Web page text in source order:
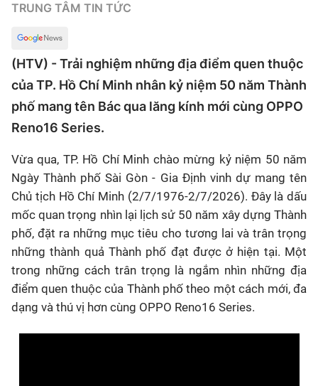
TRUNG TÂM TIN TỨC
(HTV) - Trải nghiệm những địa điểm quen thuộc
của TP. Hồ Chí Minh nhân kỷ niệm 50 năm Thành
phố mang tên Bác qua lăng kính mới cùng OPPO
Reno16 Series.
Vừa qua, TP. Hồ Chí Minh chào mừng kỷ niệm 50 năm
Ngày Thành phố Sài Gòn - Gia Định vinh dự mang tên
Chủ tịch Hồ Chí Minh (2/7/1976-2/7/2026). Đây là dấu
mốc quan trọng nhìn lại lịch sử 50 năm xây dựng Thành
phố, đặt ra những mục tiêu cho tương lai và trân trọng
những thành quả Thành phố đạt được ở hiện tại. Một
trong những cách trân trọng là ngắm nhìn những địa
điểm quen thuộc của Thành phố theo một cách mới, đa
dạng và thú vị hơn cùng OPPO Reno16 Series.